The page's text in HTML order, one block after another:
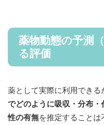
薬物動態の予測
る評価
薬として実際に利用できる
でどのように吸収・分布
性の有無を推定することは